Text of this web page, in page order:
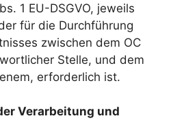
1 EU-DSGVO, jeweils
für die Durchführung
zwischen dem OC
Stelle, und dem
erforderlich ist.
Verarbeitung und